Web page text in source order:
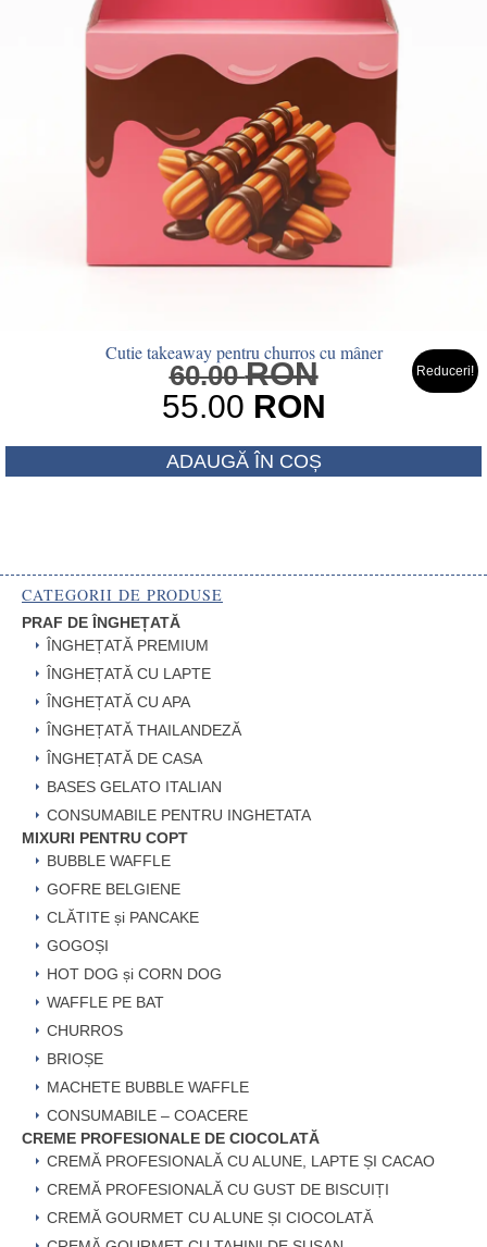
Cutie takeaway pentru churros cu mâner
60.00RONPrețul
inițial
a
fost:
60.00
55.00 RON
Prețul
curent
ADAUGĂ ÎN COȘ
Reduceri!
CATEGORII DE PRODUSE
PRAF DE ÎNGHEȚATĂ
ÎNGHEȚATĂ PREMIUM
ÎNGHEȚATĂ CU LAPTE
ÎNGHEȚATĂ CU APA
ÎNGHEȚATĂ THAILANDEZĂ
ÎNGHEȚATĂ DE CASA
BASES GELATO ITALIAN
CONSUMABILE PENTRU INGHETATA
MIXURI PENTRU COPT
BUBBLE WAFFLE
GOFRE BELGIENE
CLĂTITE și PANCAKE
GOGOȘI
HOT DOG și CORN DOG
WAFFLE PE BAT
CHURROS
BRIOȘE
MACHETE BUBBLE WAFFLE
CONSUMABILE – COACERE
CREME PROFESIONALE DE CIOCOLATĂ
CREMĂ PROFESIONALĂ CU ALUNE, LAPTE ȘI CACAO
CREMĂ PROFESIONALĂ CU GUST DE BISCUIȚI
CREMĂ GOURMET CU ALUNE ȘI CIOCOLATĂ